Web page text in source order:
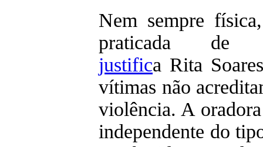
Nem sempre
praticada de
justifica Rita
vítimas não
violência. A
independente do